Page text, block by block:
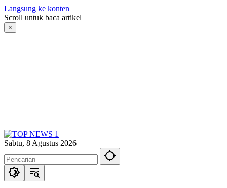
Langsung ke konten
Scroll untuk baca artikel
×
Sabtu, 8 Agustus 2026